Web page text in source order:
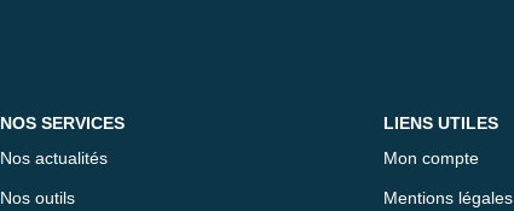
NOS SERVICES
Nos actualités
Nos outils
LIENS UTILES
Mon compte
Mentions légales